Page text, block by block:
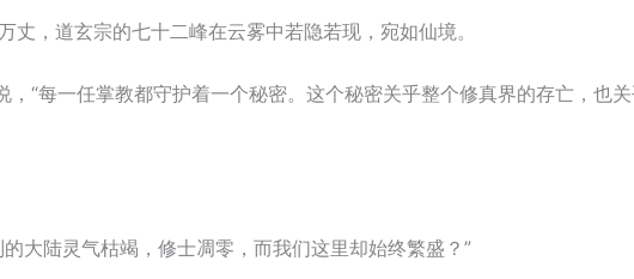
，道玄宗的七十二峰在云雾中若隐若现，宛如仙境。
“每一任掌教都守护着一个秘密。这个秘密关乎整个修真界的存亡，也
大陆灵气枯竭，修士凋零，而我们这里却始终繁盛？”